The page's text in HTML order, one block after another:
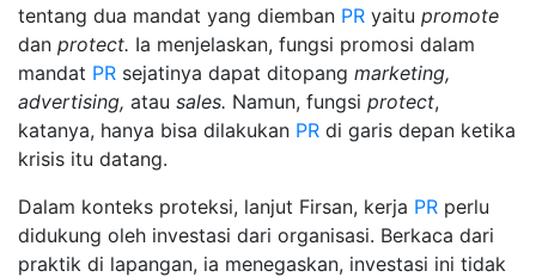
tentang dua mandat yang diemban PR yaitu promote
dan protect. Ia menjelaskan, fungsi promosi dalam
mandat PR sejatinya dapat ditopang marketing,
advertising, atau sales. Namun, fungsi protect,
katanya, hanya bisa dilakukan PR di garis depan ketika
krisis itu datang.
Dalam konteks proteksi, lanjut Firsan, kerja PR perlu
didukung oleh investasi dari organisasi. Berkaca dari
praktik di lapangan, ia menegaskan, investasi ini tidak